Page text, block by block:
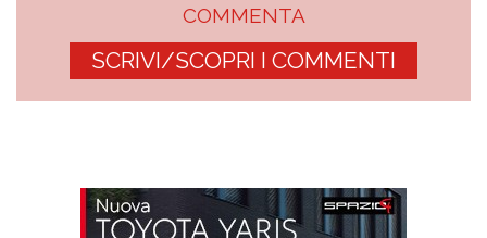
COMMENTA
SCRIVI/SCOPRI I COMMENTI